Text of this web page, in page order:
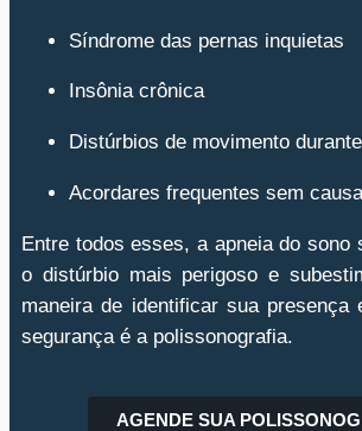
Síndrome das pernas inquietas
Insônia crônica
Distúrbios de movimento
Acordares frequentes sem
Entre todos esses, a apneia do sono
o distúrbio mais perigoso e
maneira de identificar sua presença
segurança é a polissonografia.
AGENDE SUA